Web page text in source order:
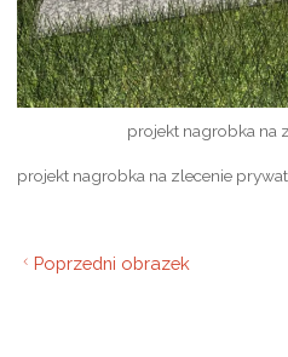
projekt nagrobka na
projekt nagrobka na zlecenie
Poprzedni obrazek